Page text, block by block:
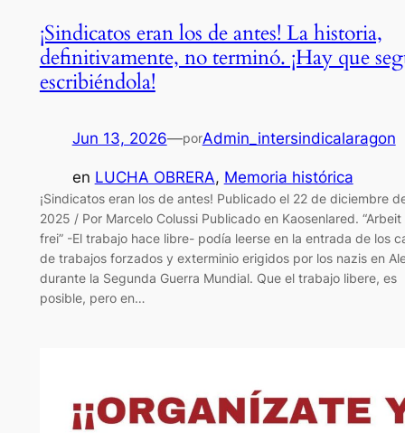
¡Sindicatos eran los de antes! La historia,
definitivamente, no terminó. ¡Hay que
escribiéndola!
Jun 13, 2026—porAdmin_intersindicalaragon
en LUCHA OBRERA, Memoria histórica
¡Sindicatos eran los de antes! Publicado el 22 de diciembre
2025 / Por Marcelo Colussi Publicado en Kaosenlared.
frei” -El trabajo hace libre- podía leerse en la entrada de los
de trabajos forzados y exterminio erigidos por los nazis en
durante la Segunda Guerra Mundial. Que el trabajo libere, es
posible, pero en…